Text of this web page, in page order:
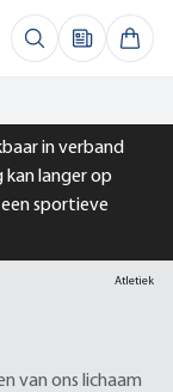
in verband
kan langer op
sportieve
Atletiek
van ons lichaam